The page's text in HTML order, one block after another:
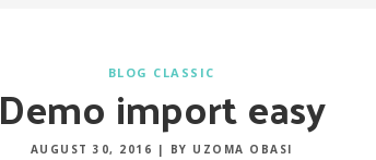
BLOG CLASSIC
Demo import easy
AUGUST 30, 2016 | BY UZOMA OBASI